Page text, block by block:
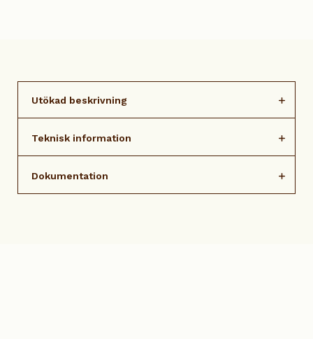
Utökad beskrivning
Teknisk information
Dokumentation